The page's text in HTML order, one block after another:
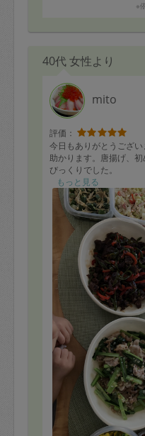
※
40代 女性より
mito
評価：
今日もありがとうござ
助かります。唐揚げ、
びっくりでした。
もっと見る